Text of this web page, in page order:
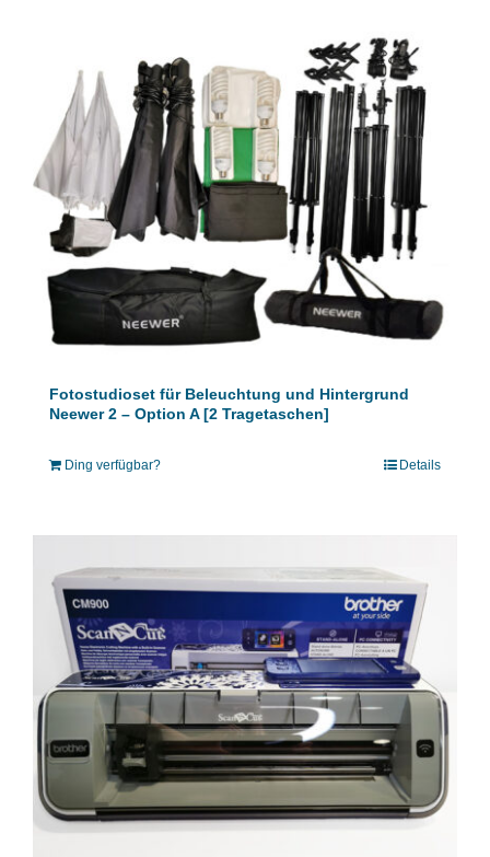
Fotostudioset für Beleuchtung und Hintergrund
Neewer 2 – Option A [2 Tragetaschen]
Ding verfügbar? Details